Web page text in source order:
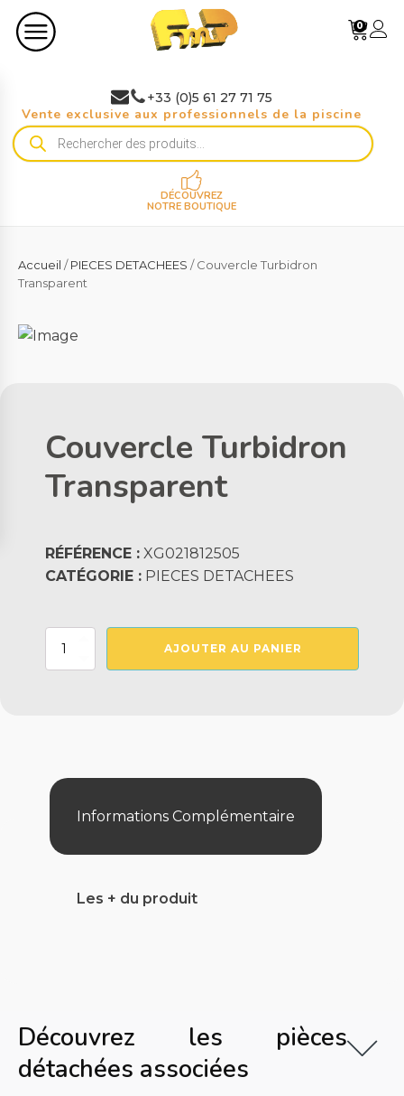
0
+33 (0)5 61 27 71 75
Vente exclusive aux professionnels de la piscine
Recherche
de
DÉCOUVREZ
NOTRE BOUTIQUE
Accueil /PIECES DETACHEES / Couvercle Turbidron
Transparent
Couvercle Turbidron
Transparent
RÉFÉRENCE : XG021812505
CATÉGORIE : PIECES DETACHEES
quantité
AJOUTER AU PANIER
Informations Complémentaire
Les + du produit
Découvrez les pièces
détachées associées